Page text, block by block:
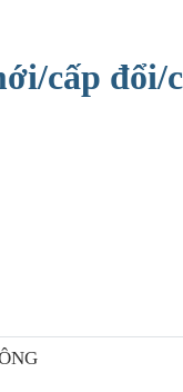
cấp đổi/